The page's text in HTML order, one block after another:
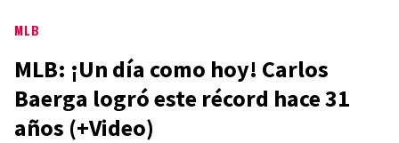
MLB
MLB: ¡Un día como hoy! Carlos
Baerga logró este récord hace 31
años (+Video)